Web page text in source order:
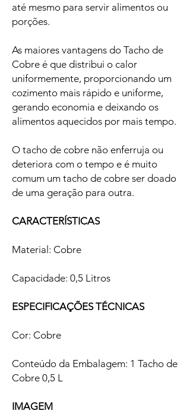
até mesmo para servir alimentos ou
porções.
As maiores vantagens do Tacho de
Cobre é que distribui o calor
uniformemente, proporcionando um
cozimento mais rápido e uniforme,
gerando economia e deixando os
alimentos aquecidos por mais tempo.
O tacho de cobre não enferruja ou
deteriora com o tempo e é muito
comum um tacho de cobre ser doado
de uma geração para outra.
CARACTERÍSTICAS
Material: Cobre
Capacidade: 0,5 Litros
ESPECIFICAÇÕES TÉCNICAS
Cor: Cobre
Conteúdo da Embalagem: 1 Tacho de
Cobre 0,5 L
IMAGEM